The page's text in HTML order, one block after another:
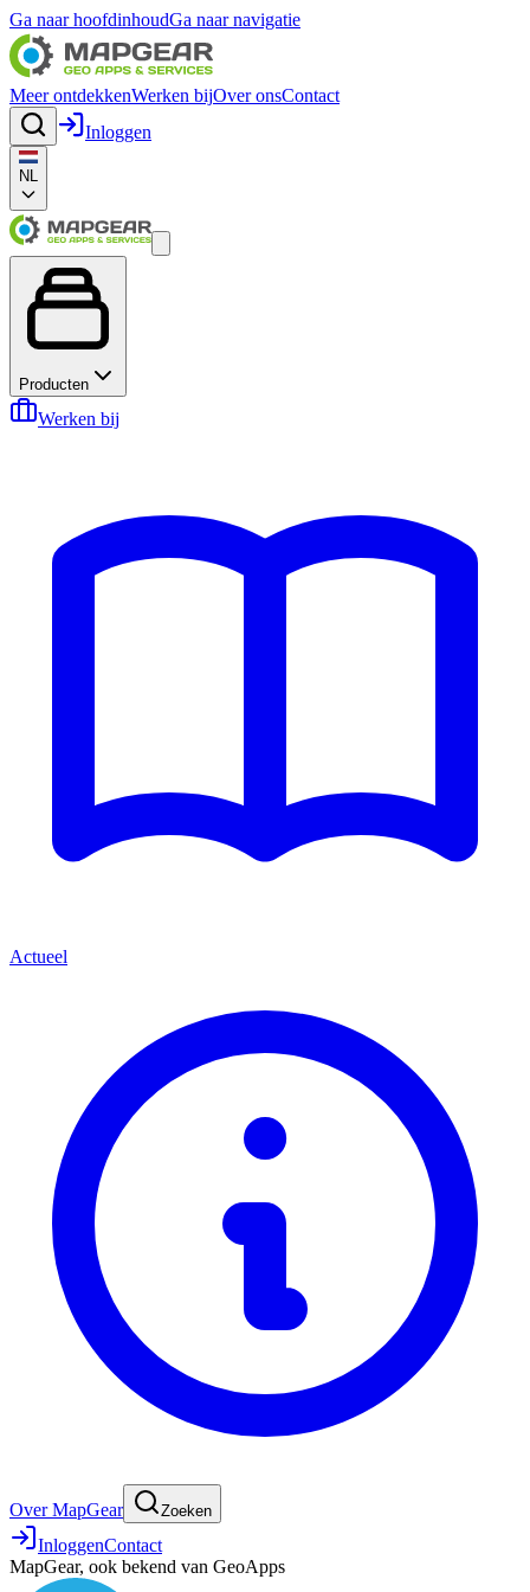
Ga naar hoofdinhoudGa naar navigatie
Meer ontdekkenWerken bijOver onsContact
Inloggen
NL
Producten
Werken bij
Actueel
Over MapGear Zoeken
InloggenContact
MapGear, ook bekend van GeoApps